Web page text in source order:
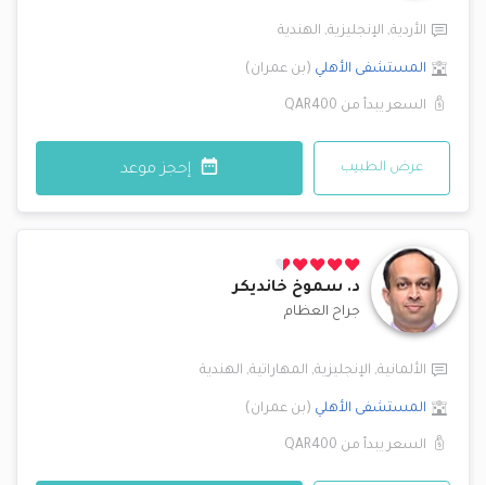
الأردية, الإنجليزية, الهندية
المستشفى الأهلي (بن عمران)
السعر يبدأ من QAR400
عرض الطبيب إحجز موعد
د. سموخ خانديكر
جراح العظام
الألمانية, الإنجليزية, المهاراتية, الهندية
المستشفى الأهلي (بن عمران)
السعر يبدأ من QAR400